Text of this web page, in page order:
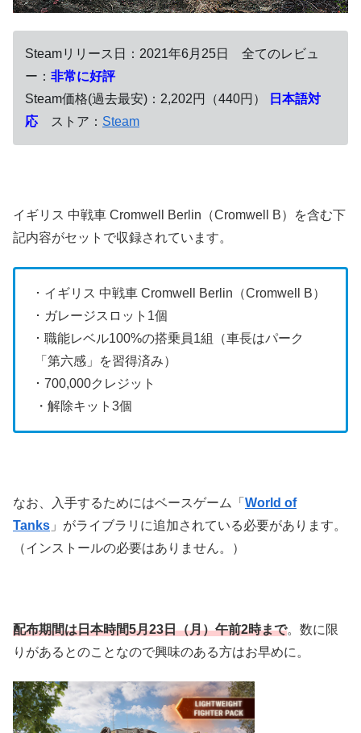
Steamリリース日：2021年6月25日 全てのレビュ
ー： 非常に好評
Steam価格(過去最安)：2,202円（440円）
日本語対
応 ストア： Steam
イギリス 中戦車 Cromwell Berlin（Cromwell B）を含む下
記内容がセットで収録されています。
･ イギリス 中戦車 Cromwell Berlin（Cromwell B）
･ ガレージスロット1個
･ 職能レベル100%の搭乗員1組（車長はパーク
「第六感」を習得済み）
･ 700,000クレジット
・解除キット3個
なお、入手するためにはベースゲーム「 World of
Tanks 」がライブラリに追加されている必要があります。
（インストールの必要はありません。）
配布期間は日本時間5月23日（月）午前2時まで。数に限
りがあるとのことなので興味のある方はお早めに。